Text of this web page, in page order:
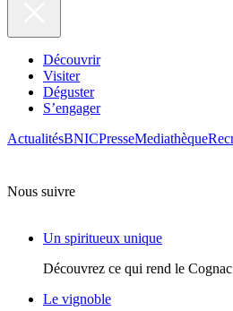
Découvrir
Visiter
Déguster
S’engager
ActualitésBNICPresseMediathèque
Nous suivre
Un spiritueux unique
Découvrez ce qui rend le
Le vignoble